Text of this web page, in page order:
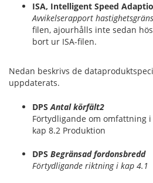
ISA, Intelligent Speed
Avvikelserapport hastighetsgräns
filen, ajourhålls inte sedan
bort ur ISA-filen.
Nedan beskrivs de
uppdaterats.
DPSAntal körfält2
Förtydligande om omfattning
kap 8.2 Produktion
DPS Begränsad fordonsbredd
Förtydligande riktning i kap 4.1